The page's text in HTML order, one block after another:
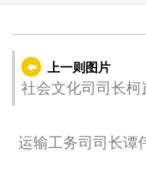
上一则图片
社会文化司司长
运输工务司司长谭